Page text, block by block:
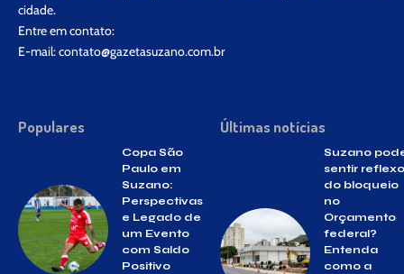
cidade.
Entre em contato:
E-mail:contato@gazetasuzano.com.br
Populares
Copa São
Paulo em
Suzano:
Perspectivas
e Legado de
um Evento
com Saldo
Positivo
Últimas notícias
Suzano
sentir
do bloqueio
no
Orçamento
federal?
Entenda
como a